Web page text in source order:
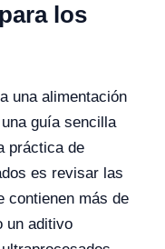
los
una alimentación
guía sencilla
práctica de
es revisar las
contienen más de
un aditivo